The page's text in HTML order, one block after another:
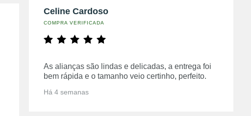
Celine Cardoso
COMPRA VERIFICADA
As alianças são lindas e delicadas, a entrega foi
bem rápida e o tamanho veio certinho, perfeito.
Há 4 semanas